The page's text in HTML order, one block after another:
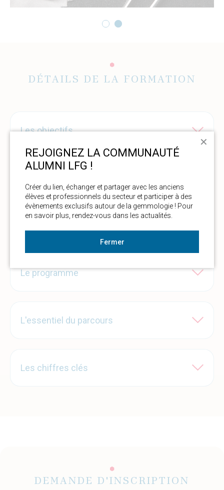
REJOIGNEZ LA COMMUNAUTÉ
ALUMNI LFG !
Créer du lien, échanger et partager avec les anciens
élèves et professionnels du secteur et participer à des
évènements exclusifs autour de la gemmologie ! Pour
en savoir plus, rendez-vous dans les actualités.
Fermer
✕
1
DÉTAILS DE LA FORMATION
Les objectifs
Le programme
L'essentiel du parcours
Les chiffres clés
DEMANDE D'INSCRIPTION